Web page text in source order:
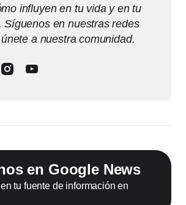
influyen en tu vida y en tu
Síguenos en nuestras redes
a nuestra comunidad.
en Google News
tu fuente de información en